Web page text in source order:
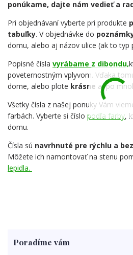
ponúkame, dajte nám vedieť a
Pri objednávaní vyberte pri produkte
tabuľky. V objednávke do
domu, alebo aj názov ulice (ak to typ
Popisné čísla vyrábame z dibondu,
poveternostným vplyvom. Vďaka
dome, alebo plote krásne aj po
Všetky čísla z našej ponuky Vám
farbách. Vyberte si číslo podľa farby,
domu.
Čísla sú navrhnuté pre rýchlu a
Môžete ich namontovať na stenu
lepidla.
Poradíme vám